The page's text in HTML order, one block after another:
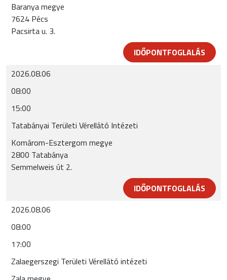
Baranya megye
7624 Pécs
Pacsirta u. 3.
IDŐPONTFOGLALÁS
2026.08.06
08:00
15:00
Tatabányai Területi Vérellátó Intézeti
Komárom-Esztergom megye
2800 Tatabánya
Semmelweis út 2.
IDŐPONTFOGLALÁS
2026.08.06
08:00
17:00
Zalaegerszegi Területi Vérellátó intézeti